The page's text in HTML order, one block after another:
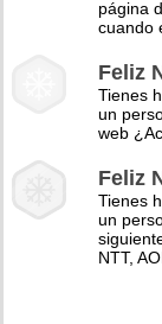
página
cuando
Feliz
Tienes
un
web
Feliz
Tienes
un
NTT,